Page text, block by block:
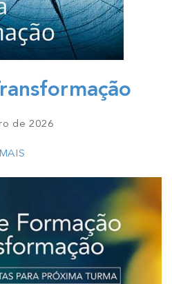
de 2026